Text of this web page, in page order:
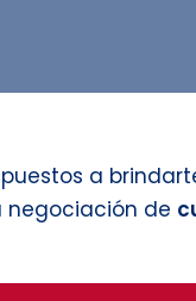
a
negociación de